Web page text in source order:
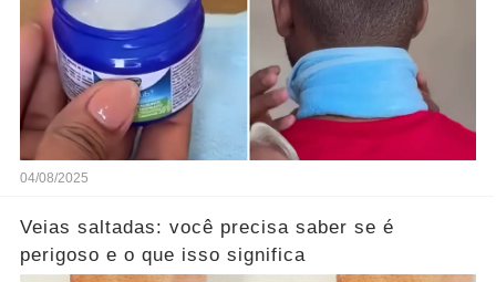
04/08/2025
Veias saltadas: você precisa saber se é
perigoso e o que isso significa